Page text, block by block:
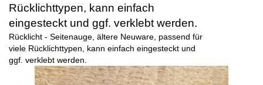
Rücklichttypen, kann einfach
eingesteckt und ggf. verklebt werden.
Rücklicht - Seitenauge, ältere Neuware, passend für
viele Rücklichttypen, kann einfach eingesteckt und
ggf. verklebt werden.